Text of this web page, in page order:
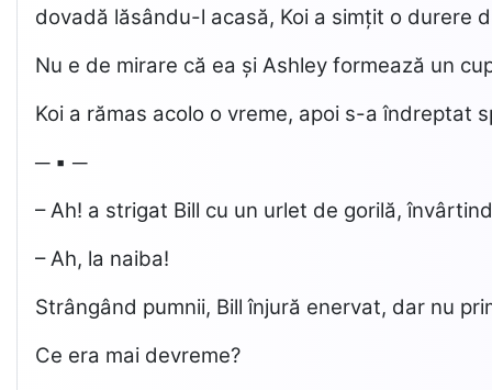
dovadă lăsându-l acasă, Koi a simțit o durere
Nu e de mirare că ea și Ashley formează un
Koi a rămas acolo o vreme, apoi s-a îndreptat
─ ▪ ─
– Ah! a strigat Bill cu un urlet de gorilă,
– Ah, la naiba!
Strângând pumnii, Bill înjură enervat, dar nu
Ce era mai devreme?